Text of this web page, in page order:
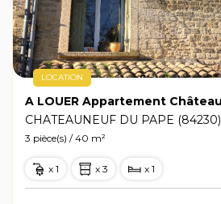
LOCATION
CHATEAUNEUF DU PAPE (84230)
3 pièce(s) / 40 m²
x 1 x 3 x 1